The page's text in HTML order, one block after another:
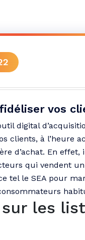
vos
digital
clients, à l’heure
d’achat. En
qui vendent
tel le SEA pour
les